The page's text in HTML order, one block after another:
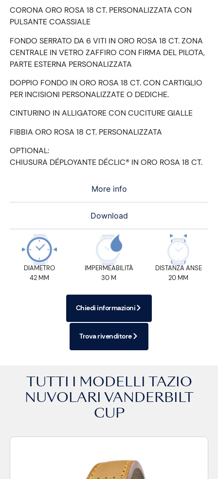
More info
Download
CORONA ORO ROSA 18 CT. PERSONALIZZATA CON
PULSANTE COASSIALE
FONDO SERRATO DA 6 VITI IN ORO ROSA 18 CT. ZONA
CENTRALE IN VETRO ZAFFIRO CON FIRMA DEL PILOTA,
PARTE ESTERNA PERSONALIZZATA
DOPPIO FONDO IN ORO ROSA 18 CT. CON CARTIGLIO
PER INCISIONI PERSONALIZZATE O DEDICHE.
CINTURINO IN ALLIGATORE CON CUCITURE GIALLE
FIBBIA ORO ROSA 18 CT. PERSONALIZZATA
OPTIONAL:
CHIUSURA DÉPLOYANTE DÉCLIC® IN ORO ROSA 18 CT.
DIAMETRO
42 MM
IMPERMEABILITÀ
30 M
DISTANZA ANSE
20 MM
Chiedi informazioni
Trova rivenditore
TUTTI I MODELLI
TAZIO
NUVOLARI VANDERBILT
CUP